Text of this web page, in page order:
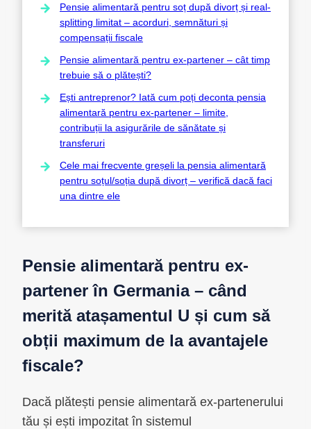
Pensie alimentară pentru soț după divorț și real-
splitting limitat – acorduri, semnături și
compensații fiscale
Pensie alimentară pentru ex-partener – cât timp
trebuie să o plătești?
Ești antreprenor? Iată cum poți deconta pensia
alimentară pentru ex-partener – limite,
contribuții la asigurările de sănătate și
transferuri
Cele mai frecvente greșeli la pensia alimentară
pentru soțul/soția după divorț – verifică dacă faci
una dintre ele
Pensie alimentară pentru ex-
partener în Germania – când
merită atașamentul U și cum să
obții maximum de la avantajele
fiscale?
Dacă plătești pensie alimentară ex-partenerului
tău și ești impozitat în sistemul